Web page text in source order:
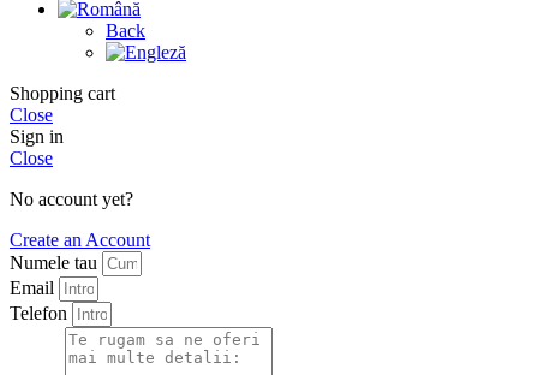
Back
Shopping cart
Close
Sign in
Close
No account yet?
Create an Account
Numele tau
Email
Telefon